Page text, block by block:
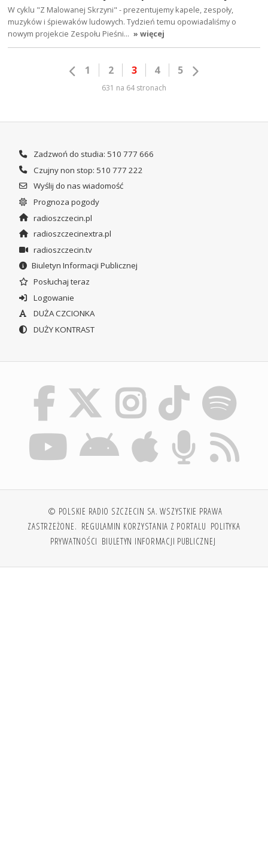
W cyklu "Z Malowanej Skrzyni" - prezentujemy kapele, zespoły,
muzyków i śpiewaków ludowych. Tydzień temu opowiadaliśmy o
nowym projekcie Zespołu Pieśni… » więcej
1 2 3 4 5
631 na 64 stronach
Zadzwoń do studia: 510 777 666
Czujny non stop: 510 777 222
Wyślij do nas wiadomość
Prognoza pogody
radioszczecin.pl
radioszczecinextra.pl
radioszczecin.tv
Biuletyn Informacji Publicznej
Posłuchaj teraz
Logowanie
DUŻA CZCIONKA
DUŻY KONTRAST
© POLSKIE RADIO SZCZECIN SA. WSZYSTKIE PRAWA
ZASTRZEŻONE. REGULAMIN KORZYSTANIA Z PORTALU POLITYKA
PRYWATNOŚCI BIULETYN INFORMACJI PUBLICZNEJ